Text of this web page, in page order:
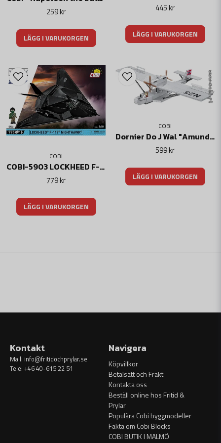
259 kr
LÄGG I VARUKORGEN
445 kr
LÄGG I VARUKORGEN
COBI
COBI-5903 LOCKHEED F-117 Nighthawk Bombplan skala 1:48
779 kr
LÄGG I VARUKORGEN
COBI
Dornier Do J Wal "Amundsen" N-25 historiskt flygplan
599 kr
LÄGG I VARUKORGEN
Skala: 1:28
Antal block: 1195
Åldersgrupp: 10+
EAN: 5902251025939
Kontakt
Mail: info@fritidochprylar.se
Tele: +46 40-615 22 51
Navigera
Köpvillkor
Betalsätt och Frakt
Kontakta oss
Beställ online hos Fritid &
Prylar
Populära Cobi byggmodeller
Fakta om Cobi Blocks
COBI BUTIK I MALMÖ